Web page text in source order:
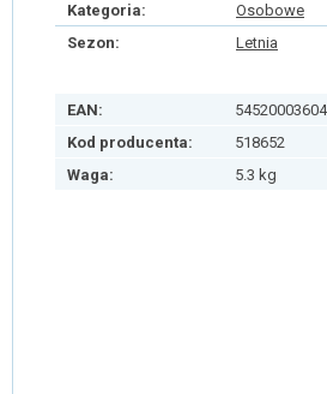
Kategoria:
Osobowe
Sezon:
Letnia
EAN:
Kod producenta:
518652
Waga:
5.3 kg